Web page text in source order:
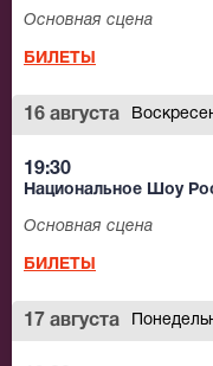
Основная сцена
БИЛЕТЫ
16 августа
19:30
Национальное Шоу
Основная сцена
БИЛЕТЫ
17 августа